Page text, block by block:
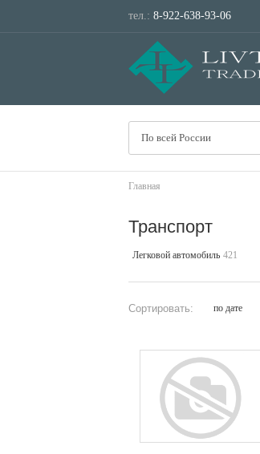
тел.: 8-922-638-93-06
По всей России
Главная
Транспорт
Легковой автомобиль 421
Сортировать: по дате